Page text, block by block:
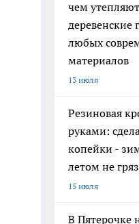
чем
деревенские
любых
материалов
13 июля
Резиновая
руками:
копейки -
летом не
15 июля
В Пятерочке